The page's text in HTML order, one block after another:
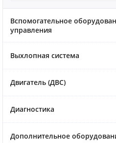
Вспомогательное
управления
Выхлопная система
Двигатель (ДВС)
Диагностика
Дополнительное